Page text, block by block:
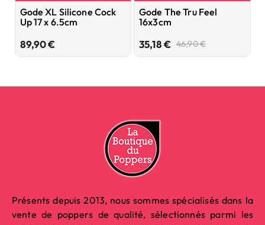
Gode XL Silicone Cock
Up 17 x 6.5cm
89,90 €Prix
Gode The Tru Feel
16x3cm
35,18 € 46,90 €
Présents depuis 2013, nous sommes spécialisés dans la
vente de poppers de qualité, sélectionnés parmi les